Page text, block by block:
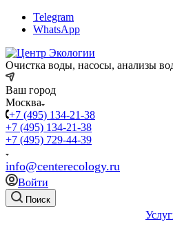
Telegram
WhatsApp
Очистка воды, насосы, анализы
Ваш город
Москва
+7 (495) 134-21-38
+7 (495) 134-21-38
+7 (495) 729-44-39
info@centerecology.ru
Войти
Поиск